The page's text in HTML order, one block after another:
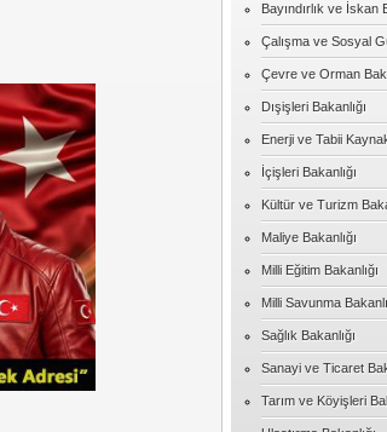
Bayındırlık ve İskan
Çalışma ve Sosyal
Çevre ve Orman
Dışişleri Bakanlığı
Enerji ve Tabii
İçişleri Bakanlığı
Kültür ve Turizm
Maliye Bakanlığı
Milli Eğitim Bakanlığı
Milli Savunma
Sağlık Bakanlığı
Sanayi ve Ticaret
Tarım ve Köyişleri